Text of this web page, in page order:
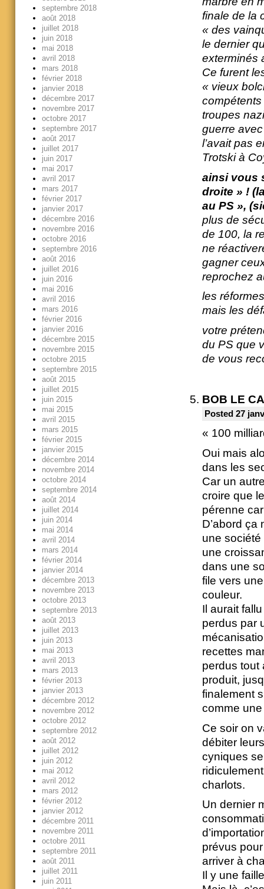
finale de la
« des
le dernier
exterminés
Ce furent
« vieux
compétents
troupes
guerre
l’avait pas
Trotski à
ainsi vous
droite » !
au PS »,
plus de
de 100, la
ne
gagner
reprochez
les
mais les
votre
du PS que
de vous
BOB LE
Posted 27
« 100
Oui mais
dans les
Car un
croire que
pérenne
D’abord ça
une société
une
dans une
file vers
couleur.
Il aurait
perdus par
recettes
perdus tout
produit,
finalement
comme
Ce soir on
débiter
cyniques
charlots.
Un dernier
prévus
arriver à
Il y une
septembre 2018
août 2018
juillet 2018
juin 2018
mai 2018
avril 2018
mars 2018
février 2018
janvier 2018
décembre 2017
novembre 2017
octobre 2017
septembre 2017
août 2017
juillet 2017
juin 2017
mai 2017
avril 2017
mars 2017
février 2017
janvier 2017
décembre 2016
novembre 2016
octobre 2016
septembre 2016
août 2016
juillet 2016
juin 2016
mai 2016
avril 2016
mars 2016
février 2016
janvier 2016
décembre 2015
novembre 2015
octobre 2015
septembre 2015
août 2015
juillet 2015
juin 2015
mai 2015
avril 2015
mars 2015
février 2015
janvier 2015
décembre 2014
novembre 2014
octobre 2014
septembre 2014
août 2014
juillet 2014
juin 2014
mai 2014
avril 2014
mars 2014
février 2014
janvier 2014
décembre 2013
novembre 2013
octobre 2013
septembre 2013
août 2013
juillet 2013
juin 2013
mai 2013
avril 2013
mars 2013
février 2013
janvier 2013
décembre 2012
novembre 2012
octobre 2012
septembre 2012
août 2012
juillet 2012
juin 2012
mai 2012
avril 2012
mars 2012
février 2012
janvier 2012
décembre 2011
novembre 2011
octobre 2011
septembre 2011
août 2011
juillet 2011
juin 2011